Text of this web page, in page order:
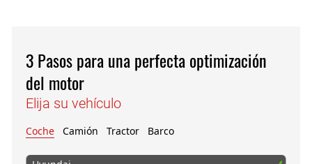
3 Pasos para una perfecta optimización
del motor
Elija su vehículo
Coche Camión Tractor Barco